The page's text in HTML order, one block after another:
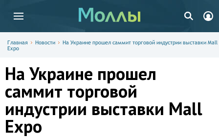
Главная Новости
На Украине прошел саммит торговой индустрии выставки Mall
Expo
На Украине прошел
саммит торговой
индустрии выставки Mall
Expo